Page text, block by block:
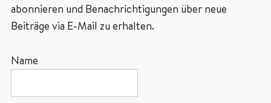
abonnieren und Benachrichtigungen über neue
Beiträge via E-Mail zu erhalten.
Name